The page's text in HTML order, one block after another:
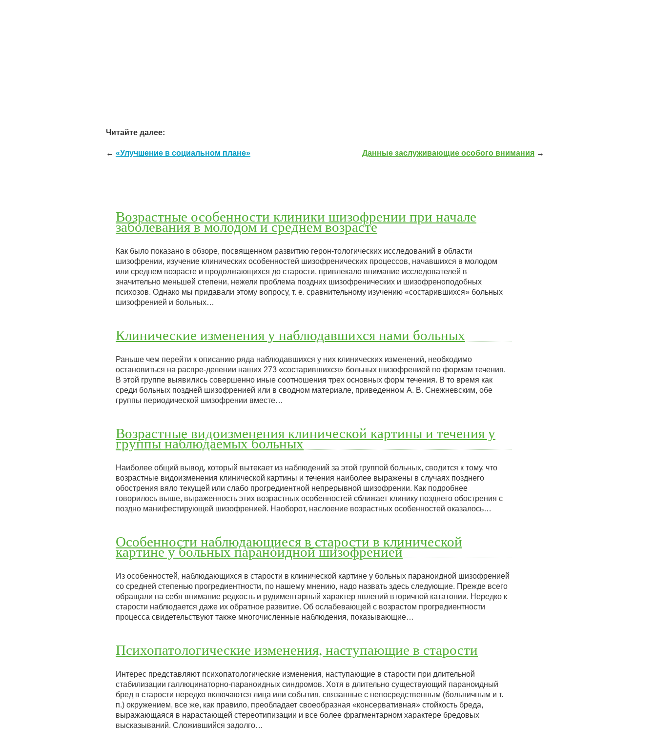
Читайте далее:
← «Улучшение в социальном плане» Данные заслуживающие особого внимания →
Возрастные особенности клиники шизофрении при начале
заболевания в молодом и среднем возрасте
Как было показано в обзоре, посвященном развитию герон-тологических исследований в области
шизофрении, изучение клинических особенностей шизофренических процессов, начавшихся в молодом
или среднем возрасте и продолжающихся до старости, привлекало внимание исследователей в
значительно меньшей степени, нежели проблема поздних шизофренических и шизофреноподобных
психозов. Однако мы придавали этому вопросу, т. е. сравнительному изучению «состарившихся» больных
шизофренией и больных…
Клинические изменения у наблюдавшихся нами больных
Раньше чем перейти к описанию ряда наблюдавшихся у них клинических изменений, необходимо
остановиться на распре-делении наших 273 «состарившихся» больных шизофренией по формам течения.
В этой группе выявились совершенно иные соотношения трех основных форм течения. В то время как
среди больных поздней шизофренией или в сводном материале, приведенном А. В. Снежневским, обе
группы периодической шизофрении вместе…
Возрастные видоизменения клинической картины и течения у
группы наблюдаемых больных
Наиболее общий вывод, который вытекает из наблюдений за этой группой больных, сводится к тому, что
возрастные видоизменения клинической картины и течения наиболее выражены в случаях позднего
обострения вяло текущей или слабо прогредиентной непрерывной шизофрении. Как подробнее
говорилось выше, выраженность этих возрастных особенностей сближает клинику позднего обострения с
поздно манифестирующей шизофренией. Наоборот, наслоение возрастных особенностей оказалось…
Особенности наблюдающиеся в старости в клинической
картине у больных параноидной шизофренией
Из особенностей, наблюдающихся в старости в клинической картине у больных параноидной шизофренией
со средней степенью прогредиентности, по нашему мнению, надо назвать здесь следующие. Прежде всего
обращали на себя внимание редкость и рудиментарный характер явлений вторичной кататонии. Нередко к
старости наблюдается даже их обратное развитие. Об ослабевающей с возрастом прогредиентности
процесса свидетельствуют также многочисленные наблюдения, показывающие…
Психопатологические изменения, наступающие в старости
Интерес представляют психопатологические изменения, наступающие в старости при длительной
стабилизации галлюцинаторно-параноидных синдромов. Хотя в длительно существующий параноидный
бред в старости нередко включаются лица или события, связанные с непосредственным (больничным и т.
п.) окружением, все же, как правило, преобладает своеобразная «консервативная» стойкость бреда,
выражающаяся в нарастающей стереотипизации и все более фрагментарном характере бредовых
высказываний. Сложившийся задолго…